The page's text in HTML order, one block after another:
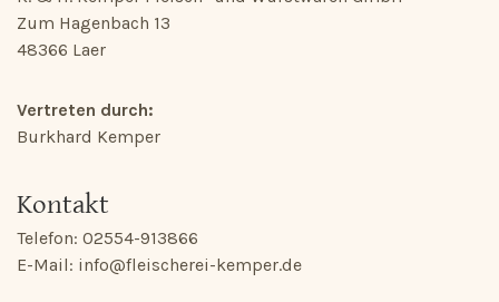
Zum Hagenbach 13
48366 Laer
Vertreten durch:
Burkhard Kemper
Kontakt
Telefon: 02554-913866
E-Mail: ‍info@fleischerei-kemper.de